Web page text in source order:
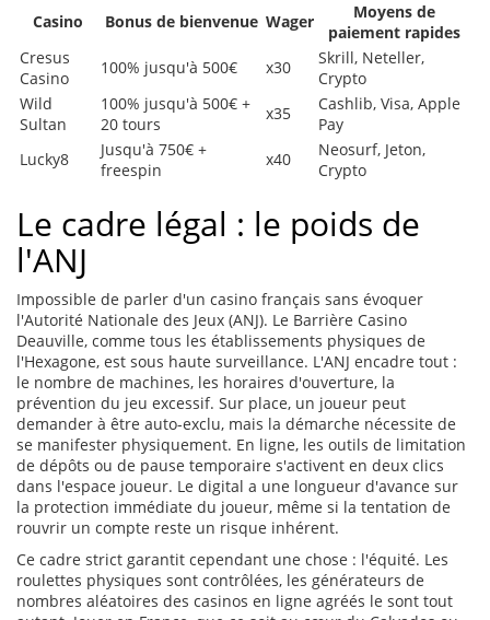
Casino Bonus de bienvenue Wager
Moyens de
paiement rapides
Cresus
Casino
100% jusqu'à 500€ x30
Skrill, Neteller,
Crypto
Wild
Sultan
100% jusqu'à 500€ +
20 tours
x35
Cashlib, Visa, Apple
Pay
Lucky8
Jusqu'à 750€ +
freespin
x40
Neosurf, Jeton,
Crypto
Le cadre légal : le poids de
l'ANJ
Impossible de parler d'un casino français sans évoquer
l'Autorité Nationale des Jeux (ANJ). Le Barrière Casino
Deauville, comme tous les établissements physiques de
l'Hexagone, est sous haute surveillance. L'ANJ encadre tout :
le nombre de machines, les horaires d'ouverture, la
prévention du jeu excessif. Sur place, un joueur peut
demander à être auto-exclu, mais la démarche nécessite de
se manifester physiquement. En ligne, les outils de limitation
de dépôts ou de pause temporaire s'activent en deux clics
dans l'espace joueur. Le digital a une longueur d'avance sur
la protection immédiate du joueur, même si la tentation de
rouvrir un compte reste un risque inhérent.
Ce cadre strict garantit cependant une chose : l'équité. Les
roulettes physiques sont contrôlées, les générateurs de
nombres aléatoires des casinos en ligne agréés le sont tout